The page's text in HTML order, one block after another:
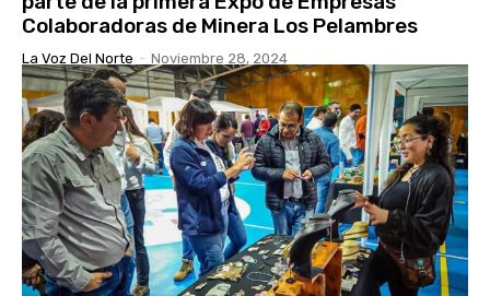
Colaboradoras de Minera Los Pelambres
La Voz Del Norte - Noviembre 28, 2024